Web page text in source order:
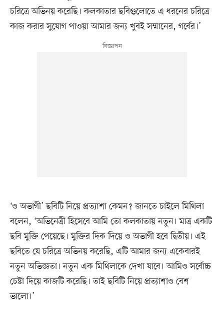
চরিত্রে অভিনয় করেছি। কলকাতার ছবিগুলোতে এ ধরনের চরিত্রে
কাজ করার সুযোগ পাওয়া আমার জন্য খুবই সম্মানের, গর্বের।’
‘ও অভাগী’ ছবিটি নিয়ে প্রত্যাশা কেমন? জানতে চাইলে মিথিলা
বলেন, ‘অভিনেত্রী হিসেবে আমি তো কলকাতায় নতুন। মাত্র একটি
ছবি মুক্তি পেয়েছে। মুক্তির দিক দিয়ে ও অভাগী হবে দ্বিতীয়। এই
ছবিতে যে চরিত্রে অভিনয় করেছি, এটি আমার জন্য একেবারই
নতুন অভিজ্ঞতা। নতুন এক মিথিলাকে দেখা যাবে। আমিও সর্বোচ্চ
চেষ্টা দিয়ে কাজটি করেছি। তাই ছবিটি নিয়ে প্রত্যাশাও বেশ
ভালো।’